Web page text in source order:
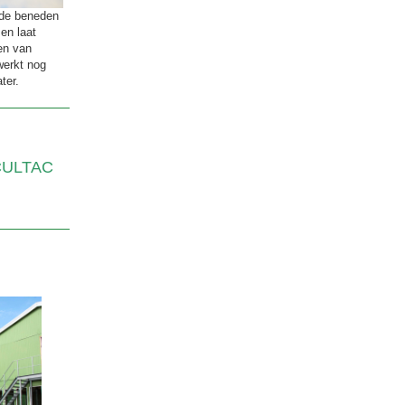
beneden
laat
van
nog